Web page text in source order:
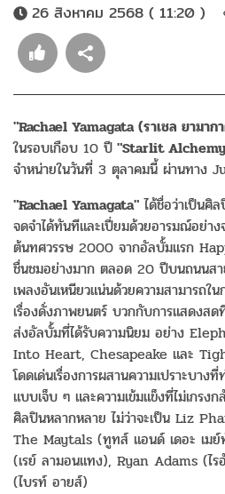
26 สิงหาคม 2568 ( 11:20 )
"Rachael Yamagata (ราเชล ยามาก
ในรอบเกือบ 10 ปี "Starlit
จำหน่ายในวันที่ 3 ตุลาคมนี้ ผ่านทาง
"Rachael Yamagata" ได้ชื่อว่าเป็นศิ
จดจำได้ทันทีและเปี่ยมด้วยอารมณ์อย่าง
ต้นทศวรรษ 2000 จากอัลบั้มแรก
ชื่นชมอย่างมาก ตลอด 20 ปีบนถนนสา
เพลงอันเหนียวแน่นด้วยความสามารถใน
เรื่องดั่งภาพยนตร์ บวกกับการแสดงส
ส่งอัลบั้มที่ได้รับความนิยม อย่าง
Into Heart, Chesapeake และ
โดดเด่นเรื่องการผสานความเปราะบาง
แบบเจ็บ ๆ และความเข้มแข็งที่ไม่เกรง
ศิลปินหลากหลาย ไม่ว่าจะเป็น Liz
The Maytals (ทูทส์ แอนด์ เดอะ เม
(เรย์ ลามอนแทง), Ryan Adams (ไ
(ไบรท์ อายส์)